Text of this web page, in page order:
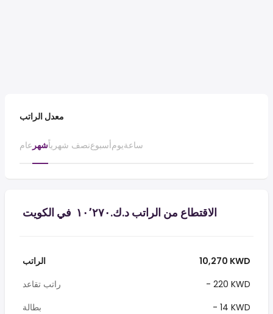
معدل الراتب
عام شهرنصف شهرياًأسبوعيومساعة
الاقتطاع من الراتب د.ك.‏١٠٬٢٧٠ ‏ في الكويت
الراتب
10,270 KWD
راتب تقاعد
- 220 KWD
بطالة
- 14 KWD